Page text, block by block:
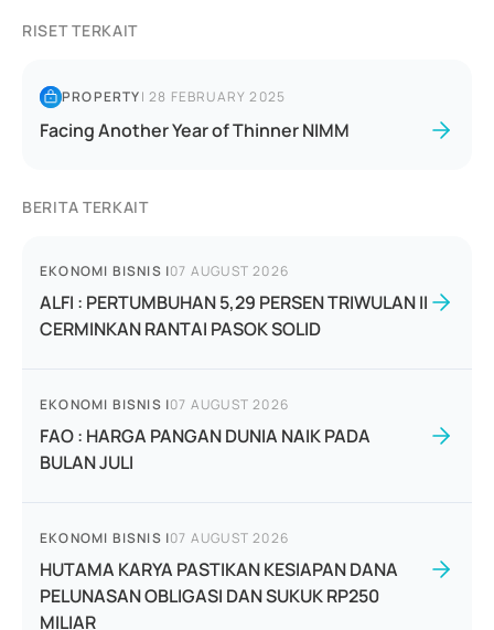
RISET TERKAIT
PROPERTY|28 FEBRUARY 2025
Facing Another Year of Thinner NIMM
BERITA TERKAIT
EKONOMI BISNIS |07 AUGUST 2026
ALFI : PERTUMBUHAN 5,29 PERSEN TRIWULAN II
CERMINKAN RANTAI PASOK SOLID
EKONOMI BISNIS |07 AUGUST 2026
FAO : HARGA PANGAN DUNIA NAIK PADA
BULAN JULI
EKONOMI BISNIS |07 AUGUST 2026
HUTAMA KARYA PASTIKAN KESIAPAN DANA
PELUNASAN OBLIGASI DAN SUKUK RP250
MILIAR